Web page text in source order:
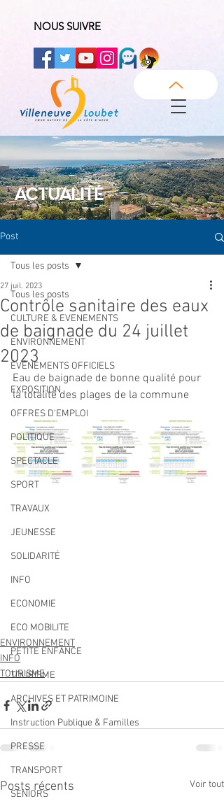
NOUS SUIVRE
ACTUALITÉ
Post
Tous les posts
CULTURE & EVENEMENTS
ENVIRONNEMENT
ÉVÉNEMENTS OFFICIELS
EXPOSITION
OFFRES D'EMPLOI
POLITIQUE
SPECTACLE
SPORT
TRAVAUX
JEUNESSE
SOLIDARITÉ
INFO
ECONOMIE
ECO MOBILITE
PETITE ENFANCE
TOURISME
ARCHIVES ET PATRIMOINE
Instruction Publique & Familles
PRESSE
TRANSPORT
SENIORS
Tous les posts
Contrôle sanitaire des eaux
de baignade du 24 juillet
2023
27 juil. 2023
Eau de baignade de bonne qualité pour
la totalité des plages de la commune
ENVIRONNEMENT
INFO
TOURISME
Posts récents Voir tout